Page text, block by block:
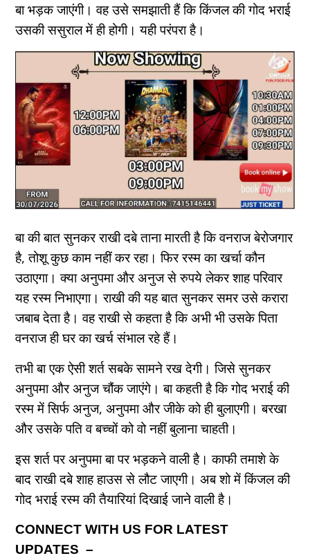
बा भड़क जाएंगी। वह उसे समझाती हैं कि किंजल की गोद भराई
उसकी ससुराल में ही होगी। यही परंपरा है।
बा की बात सुनकर राखी दबे ताना मारती है कि वनराज बेरोजगार
है, तोशू कुछ काम नहीं कर रहा। फिर रस्म का खर्चा कौन
उठाएगा। क्या अनुपमा और अनुज से रुपये लेकर शाह परिवार
यह रस्म निभाएगा।राखी की यह बात सुनकर समर उसे करारा
जबाब देता है। वह राखी से कहता है कि अभी भी उसके पिता
वनराज ही घर का खर्च संभाल रहे हैं।
तभी बा एक ऐसी शर्त सबके सामने रख देगी। जिसे सुनकर
अनुपमा और अनुज चौंक जाएंगे। बा कहती है कि गोद भराई की
रस्म में सिर्फ अनुज, अनुपमा और जीके को ही बुलाएगी। बरखा
और उसके पति व बच्चों को वो नहीं बुलाना चाहती।
इस शर्त पर अनुपमा बा पर भड़कने वाली है। काफी तमाशे के
बाद राखी दबे शाह हाउस से लौट जाएगी। अब शो में किंजल की
गोद भराई रस्म की तैयारियां दिखाई जाने वाली है।
CONNECT WITH US FOR LATEST
UPDATES –